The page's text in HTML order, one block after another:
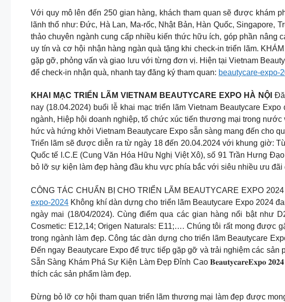
Với quy mô lên đến 250 gian hàng, khách tham quan sẽ được khám
lãnh thổ như: Đức, Hà Lan, Ma-rốc, Nhật Bản, Hàn Quốc,
thảo chuyên ngành cung cấp nhiều kiến thức hữu ích, góp phần
uy tín và cơ hội nhận hàng ngàn quà tặng khi check-in triển lãm.
gặp gỡ, phỏng vấn và giao lưu với từng đơn vị. Hiện tại Vietnam
để check-in nhận quà, nhanh tay đăng ký tham quan: beautycare-expo-
KHAI MẠC TRIỂN LÃM VIETNAM BEAUTYCARE EXPO HÀ NỘI
nay (18.04.2024) buổi lễ khai mạc triển lãm Vietnam Beautycare
ngành, Hiệp hội doanh nghiệp, tổ chức xúc tiến thương mại trong
hức và hứng khởi Vietnam Beautycare Expo sẵn sàng mang đến cho
Triển lãm sẽ được diễn ra từ ngày 18 đến 20.04.2024 với khung giờ:
Quốc tế I.C.E (Cung Văn Hóa Hữu Nghị Việt Xô), số 91 Trần Hưng
bỏ lỡ sự kiện làm đẹp hàng đầu khu vực phía bắc với siêu nhiều ưu
CÔNG TÁC CHUẨN BỊ CHO TRIỂN LÃM BEAUTYCARE EXPO
expo-2024 Không khí dàn dựng cho triển lãm Beautycare Expo 2024
ngày mai (18/04/2024). Cùng điểm qua các gian hàng nổi bật như
Cosmetic: E12,14; Origen Naturals: E11;…. Chúng tôi rất mong được
trong ngành làm đẹp. Công tác dàn dựng cho triển lãm Beautycare
Đến ngay Beautycare Expo để trực tiếp gặp gỡ và trải nghiệm các
Sẵn Sàng Khám Phá Sự Kiện Làm Đẹp Đỉnh Cao 𝐁𝐞𝐚𝐮𝐭𝐲𝐜𝐚𝐫𝐞𝐄𝐱𝐩𝐨
thích các sản phẩm làm đẹp.
Đừng bỏ lỡ cơ hội tham quan triển lãm thương mại làm đẹp được